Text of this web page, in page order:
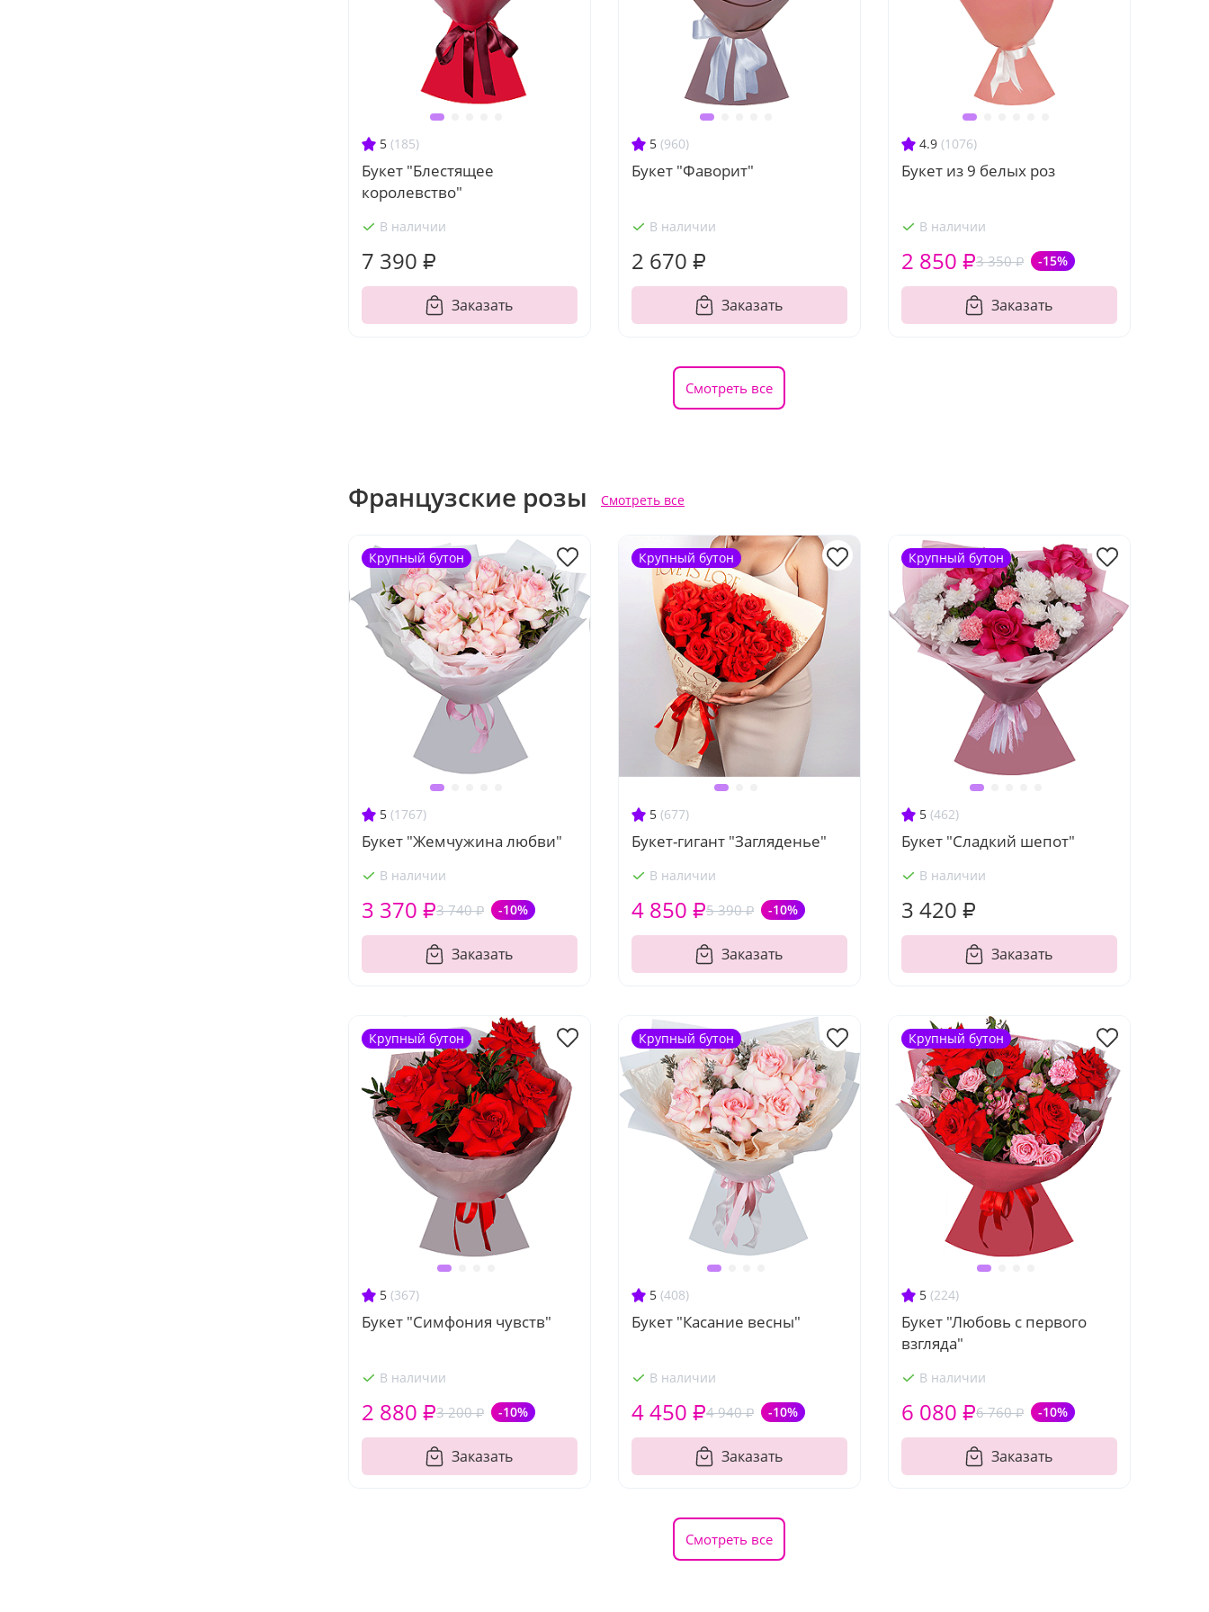
5 (185)
Букет "Блестящее
королевство"
В наличии
7 390 ₽
Заказать
5 (960)
Букет "Фаворит"
В наличии
2 670 ₽
Заказать
4.9 (1076)
Букет из 9 белых роз
В наличии
3 350 ₽ -15%
2 850 ₽
Заказать
Смотреть все
Французские розы Смотреть все
5 (1767)
Букет "Жемчужина любви"
В наличии
3 740 ₽ -10%
3 370 ₽
Заказать
Крупный бутон
5 (677)
Букет-гигант "Загляденье"
В наличии
5 390 ₽ -10%
4 850 ₽
Заказать
Крупный бутон
5 (462)
Букет "Сладкий шепот"
В наличии
3 420 ₽
Заказать
Крупный бутон
5 (367)
Букет "Симфония чувств"
В наличии
3 200 ₽ -10%
2 880 ₽
Заказать
Крупный бутон
5 (408)
Букет "Касание весны"
В наличии
4 940 ₽ -10%
4 450 ₽
Заказать
Крупный бутон
5 (224)
Букет "Любовь с первого
взгляда"
В наличии
6 760 ₽ -10%
6 080 ₽
Заказать
Крупный бутон
Смотреть все